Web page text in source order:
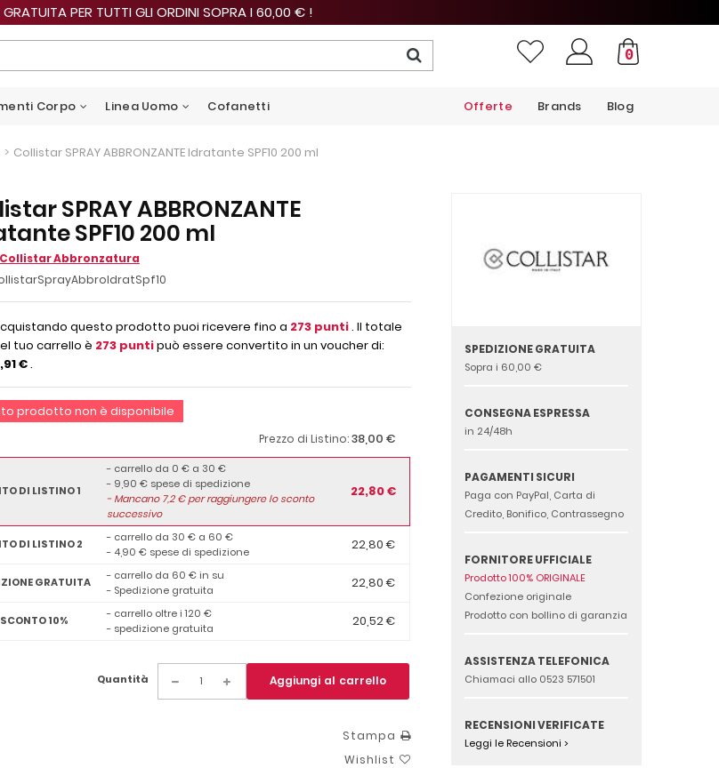
PER TUTTI GLI ORDINI SOPRA I 60,00 € !
0
Corpo Linea Uomo Cofanetti Blog
Brands
Offerte
> Collistar SPRAY ABBRONZANTE Idratante SPF10 200 ml
SPRAY ABBRONZANTE
SPF10 200 ml
Collistar Abbronzatura
questo prodotto puoi ricevere fino a 273punti. Il totale
tuo carrello è 273puntipuò essere convertito in un voucher di:
€.
prodotto non è disponibile
Prezzo di Listino:38,00 €
DI LISTINO 1
- carrello da 0 € a 30 €
- 9,90 € spese di spedizione
-Mancano7,2€ per raggiungere lo sconto
successivo
22,80 €
DI LISTINO 2
- carrello da 30 € a 60 €
- 4,90 € spese di spedizione
22,80 €
GRATUITA
- carrello da 60 € in su
- Spedizione gratuita
22,80 €
10%
- carrello oltre i 120 €
- spedizione gratuita
20,52 €
Quantità Aggiungi al carrello
Stampa
Wishlist
SPEDIZIONE GRATUITA
Sopra i 60,00 €
CONSEGNA ESPRESSA
in 24/48h
PAGAMENTI SICURI
Paga con PayPal, Carta di
Credito, Bonifico, Contrassegno
FORNITORE UFFICIALE
Prodotto 100% ORIGINALE
Confezione originale
Prodotto con bollino di garanzia
ASSISTENZA TELEFONICA
Chiamaci allo 0523 571501
RECENSIONI VERIFICATE
Leggi le Recensioni >